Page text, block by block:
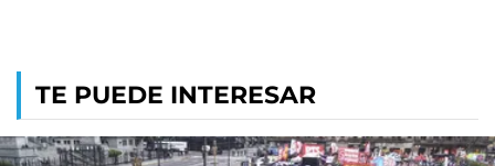
TE PUEDE INTERESAR